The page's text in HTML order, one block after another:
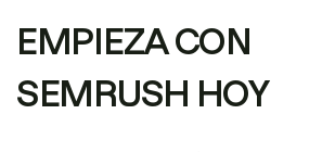
EMPIEZA CON
SEMRUSH HOY